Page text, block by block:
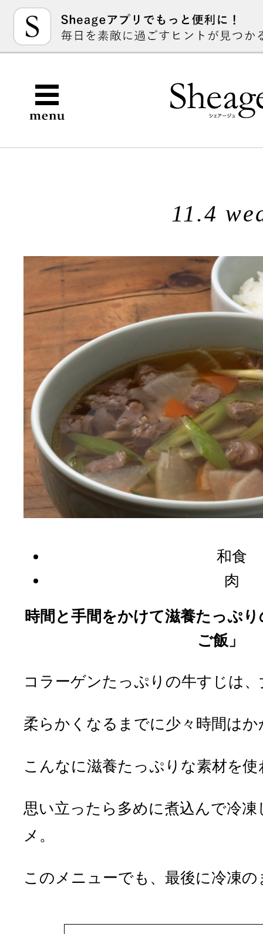
11.4
和食
肉
時間と手間をかけて滋養たっぷ
ご飯」
コラーゲンたっぷりの牛すじは
柔らかくなるまでに少々時間は
こんなに滋養たっぷりな素材を
思い立ったら多めに煮込んで冷
メ。
このメニューでも、最後に冷凍